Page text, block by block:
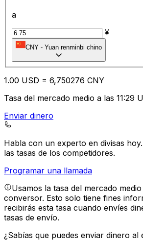
a
¥
CNY - Yuan renminbi chino
1.00 USD = 6,750276 CNY
Tasa del mercado medio a las 11:29
Enviar dinero
Habla con un experto en divisas hoy.
las tasas de los competidores.
Programar una llamada
Usamos la tasa del mercado
conversor. Esto solo tiene fines
recibirás esta tasa cuando envíes
tasas de envío.
¿Sabías que puedes enviar dinero al